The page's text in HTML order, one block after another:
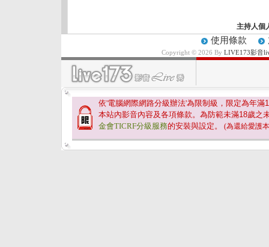
主持人個
使用條款
Copyright © 2026 By LIVE173影音
依'電腦網際網路分級辦法'為限制級，限定為年滿
本站內影音內容及各項條款。為防範未滿18歲之
金會TICRF分級服務的安裝與設定。 (為還給愛護